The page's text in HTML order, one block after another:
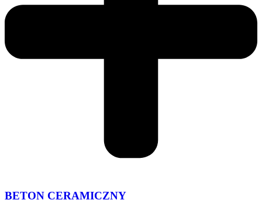
BETON CERAMICZNY